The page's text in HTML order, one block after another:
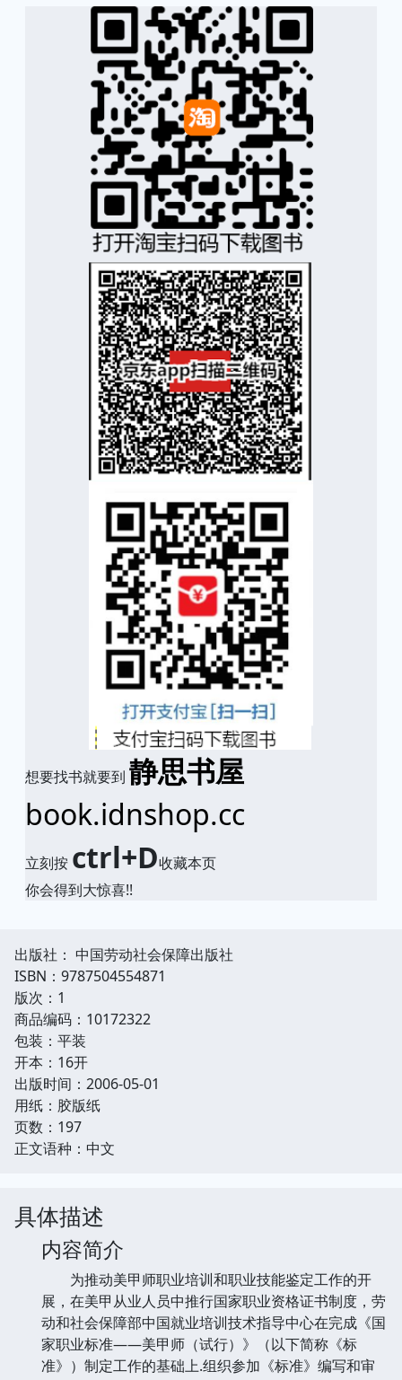
想要找书就要到 静思书屋
book.idnshop.cc
立刻按 ctrl+D收藏本页
你会得到大惊喜!!
出版社： 中国劳动社会保障出版社
ISBN：9787504554871
版次：1
商品编码：10172322
包装：平装
开本：16开
出版时间：2006-05-01
用纸：胶版纸
页数：197
正文语种：中文
具体描述
内容简介
为推动美甲师职业培训和职业技能鉴定工作的开
展，在美甲从业人员中推行国家职业资格证书制度，劳
动和社会保障部中国就业培训技术指导中心在完成《国
家职业标准——美甲师（试行）》（以下简称《标
准》）制定工作的基础上.组织参加《标准》编写和审